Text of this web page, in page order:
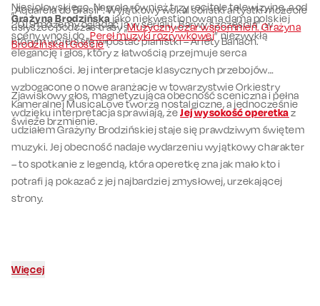
Niesiołowskiego. Nagrała również trzy recitale telewizyjne, a od
2019 możemy oglądać ją w serialu „Barwy szczęścia”, w
którym wciela się w postać pianistki – Arlety Banach.
„Aquarela do Brasil”. Wyjątkowy wokal solistki artystki możecie
usłyszeć podczas trasy „Muzyczny czar wspomnień. Grażyna
Brodzińska i Goście”.
Grażyna Brodzińska jako niekwestionowana dama polskiej
sceny wnosi do „Pereł muzyki rozrywkowej” niezwykłą
elegancję i głos, który z łatwością przejmuje serca
publiczności. Jej interpretacje klasycznych przebojów
wzbogacone o nowe aranżacje w towarzystwie Orkiestry
Kameralnej MusicaLove tworzą nostalgiczne, a jednocześnie
świeże brzmienie.
Zjawiskowy głos, magnetyzująca obecność sceniczna i pełna
wdzięku interpretacja sprawiają, żeJej wysokość operetkaz
udziałem Grażyny Brodzińskiej staje się prawdziwym świętem
muzyki. Jej obecność nadaje wydarzeniu wyjątkowy charakter
– to spotkanie z legendą, która operetkę zna jak mało kto i
potrafi ją pokazać z jej najbardziej zmysłowej, urzekającej
strony.
Więcej